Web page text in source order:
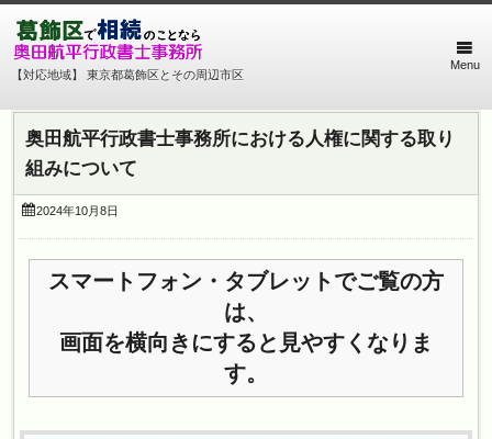
【対応地域】 東京都葛飾区とその周辺市区
Menu
奥田航平行政書士事務所における人権に関する取り
組みについて
2024年10月8日
スマートフォン・タブレットでご覧の方
は、
画面を横向きにすると見やすくなりま
す。